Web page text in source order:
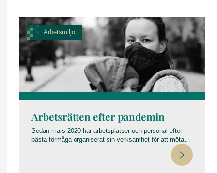
Arbetsmiljö
Arbetsrätten efter pandemin
Sedan mars 2020 har arbetsplatser och personal efter
bästa förmåga organiserat sin verksamhet för att möta
rekommendationer och restriktioner från det offentliga
rullas tillbaka och tillfälliga pandemilagar tas bort infinner